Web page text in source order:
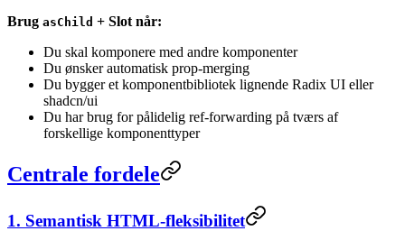
Brug asChild + Slot når:
Du skal komponere med andre komponenter
Du ønsker automatisk prop-merging
Du bygger et komponentbibliotek lignende Radix UI eller
shadcn/ui
Du har brug for pålidelig ref-forwarding på tværs af
forskellige komponenttyper
Centrale fordele
1. Semantisk HTML-fleksibilitet